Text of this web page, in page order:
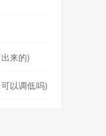
来的)
以调低吗)